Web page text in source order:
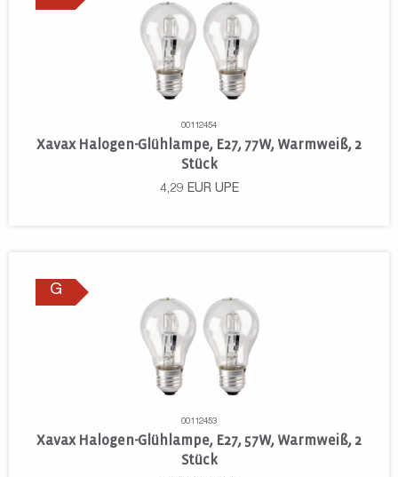
00112454
Xavax Halogen-Glühlampe, E27, 77W, Warmweiß, 2
Stück
4,29 EUR UPE
G
00112453
Xavax Halogen-Glühlampe, E27, 57W, Warmweiß, 2
Stück